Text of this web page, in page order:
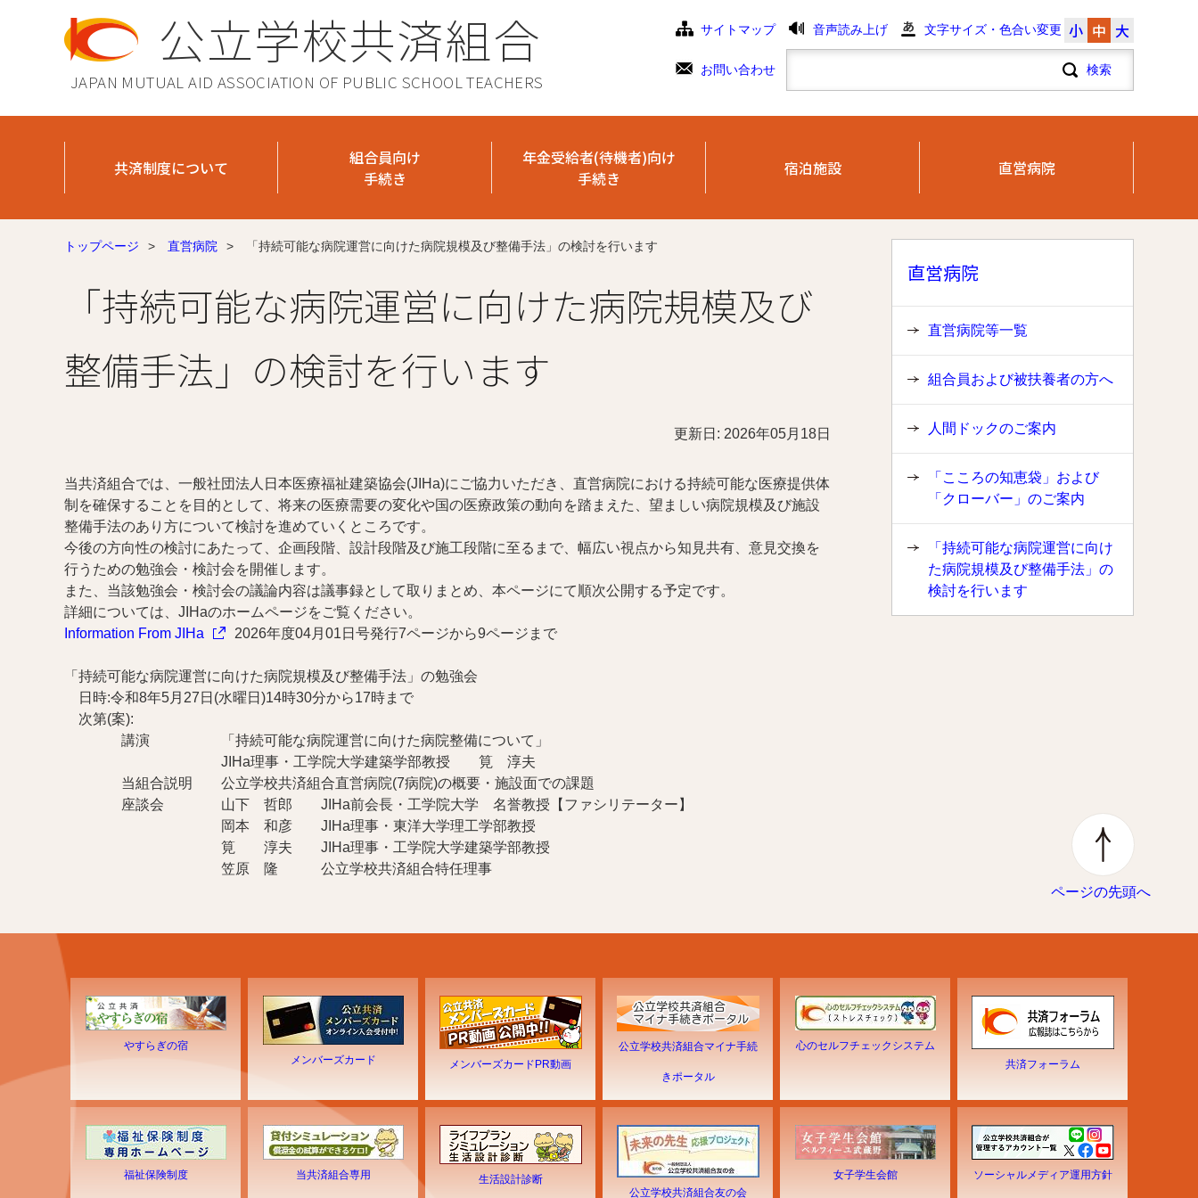
公立学校共済組合
JAPAN MUTUAL AID ASSOCIATION OF PUBLIC SCHOOL TEACHERS
サイトマップ 音声読み上げ 文字サイズ・色合い変更 小 中 大
お問い合わせ
共済制度について
組合員向け
手続き
年金受給者(待機者)向け
手続き
宿泊施設 直営病院
トップページ > 直営病院 > 「持続可能な病院運営に向けた病院規模及び整備手法」の検討を行います
「持続可能な病院運営に向けた病院規模及び
整備手法」の検討を行います
更新日: 2026年05月18日
当共済組合では、一般社団法人日本医療福祉建築協会(JIHa)にご協力いただき、直営病院における持続可能な医療提供体
制を確保することを目的として、将来の医療需要の変化や国の医療政策の動向を踏まえた、望ましい病院規模及び施設
整備手法のあり方について検討を進めていくところです。
今後の方向性の検討にあたって、企画段階、設計段階及び施工段階に至るまで、幅広い視点から知見共有、意見交換を
行うための勉強会・検討会を開催します。
また、当該勉強会・検討会の議論内容は議事録として取りまとめ、本ページにて順次公開する予定です。
詳細については、JIHaのホームページをご覧ください。
Information From JIHa
2026年度04月01日号発行7ページから9ページまで
「持続可能な病院運営に向けた病院規模及び整備手法」の勉強会
日時:令和8年5月27日(水曜日)14時30分から17時まで
次第(案):
講演 「持続可能な病院運営に向けた病院整備について」
JIHa理事・工学院大学建築学部教授 筧 淳夫
当組合説明 公立学校共済組合直営病院(7病院)の概要・施設面での課題
座談会 山下 哲郎 JIHa前会長・工学院大学 名誉教授【ファシリテーター】
岡本 和彦 JIHa理事・東洋大学理工学部教授
筧 淳夫 JIHa理事・工学院大学建築学部教授
笠原 隆 公立学校共済組合特任理事
直営病院
直営病院等一覧
組合員および被扶養者の方へ
人間ドックのご案内
「こころの知恵袋」および
「クローバー」のご案内
「持続可能な病院運営に向け
た病院規模及び整備手法」の
検討を行います
ページの先頭へ
やすらぎの宿
メンバーズカード
メンバーズカードPR動画
公立学校共済組合マイナ手続
きポータル
心のセルフチェックシステム
共済フォーラム
福祉保険制度 当共済組合専用
生活設計診断
公立学校共済組合友の会
女子学生会館 ソーシャルメディア運用方針